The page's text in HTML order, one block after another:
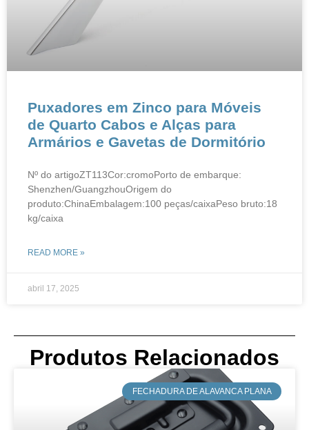
​​​​​​Puxadores em Zinco para Móveis
de Quarto​​ ​​Cabos e Alças para
Armários e Gavetas de Dormitório​
Nº do artigoZT113Cor:cromoPorto de embarque:
Shenzhen/GuangzhouOrigem do
produto:ChinaEmbalagem:100 peças/caixaPeso bruto:18
kg/caixa
READ MORE »
abril 17, 2025
Produtos Relacionados
​FECHADURA DE ALAVANCA PLANA